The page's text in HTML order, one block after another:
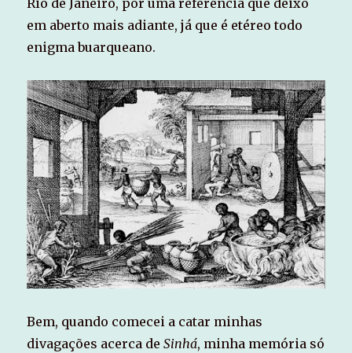
Rio de Janeiro, por uma referência que deixo
em aberto mais adiante, já que é etéreo todo
enigma buarqueano.
Bem, quando comecei a catar minhas
divagações acerca deSinhá, minha memória só